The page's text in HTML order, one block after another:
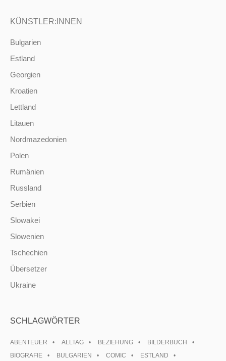
KÜNSTLER:INNEN
Bulgarien
Estland
Georgien
Kroatien
Lettland
Litauen
Nordmazedonien
Polen
Rumänien
Russland
Serbien
Slowakei
Slowenien
Tschechien
Übersetzer
Ukraine
SCHLAGWÖRTER
ABENTEUER ALLTAG BEZIEHUNG
BILDERBUCH
BIOGRAFIE
BULGARIEN COMIC
ESTLAND